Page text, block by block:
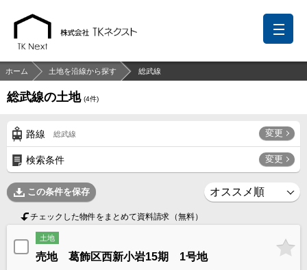
ホーム 土地を沿線から探す 総武線
総武線の土地 (4件)
路線 総武線 変更
検索条件 変更
この条件を保存
チェックした物件をまとめて資料請求（無料）
土地
売地 葛飾区西新小岩15期 1号地
中国語での対応も可能です
お問い合わせ
営業メールは固くお断りします
お知らせ
千葉本店 松戸支店 成田支店 木更津支店